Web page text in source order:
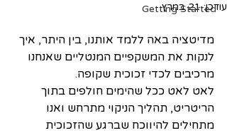
Getting Started
עודכן:21 במרץ
מדיטציה באה ללמד אותנו, בין היתר, איך
לנקות את המשקפיים המנטליים שאנחנו
מרכיבים לכדי זכוכית שקופה.
לאט לאט ככל שהימים חולפים בתוך
הריטריט, תהליך הניקוי מתרחש ואנו
מתחילים להיווכח שברגע שהזכוכית